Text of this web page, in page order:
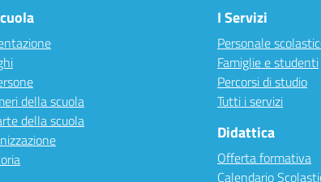
della scuola
della scuola
I Servizi
Personale
Famiglie e studenti
Percorsi di studio
Tutti i servizi
Didattica
Offerta formativa
Calendario